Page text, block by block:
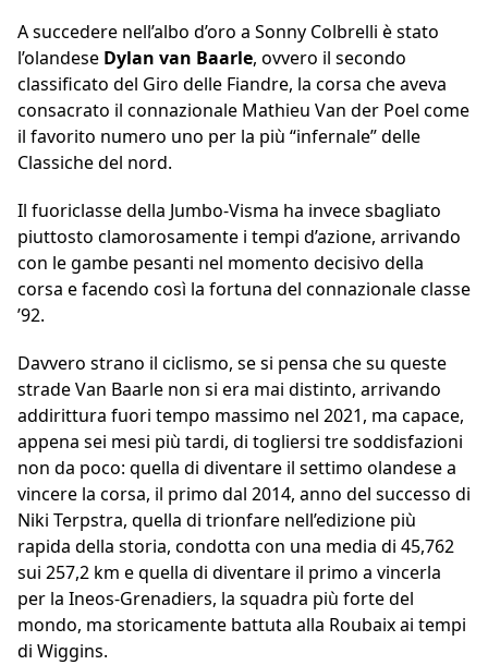
A succedere nell’albo d’oro a Sonny Colbrelli è stato
l’olandese Dylan van Baarle, ovvero il secondo
classificato del Giro delle Fiandre, la corsa che aveva
consacrato il connazionale Mathieu Van der Poel come
il favorito numero uno per la più “infernale” delle
Classiche del nord.
Il fuoriclasse della Jumbo-Visma ha invece sbagliato
piuttosto clamorosamente i tempi d’azione, arrivando
con le gambe pesanti nel momento decisivo della
corsa e facendo così la fortuna del connazionale classe
’92.
Davvero strano il ciclismo, se si pensa che su queste
strade Van Baarle non si era mai distinto, arrivando
addirittura fuori tempo massimo nel 2021, ma capace,
appena sei mesi più tardi, di togliersi tre soddisfazioni
non da poco: quella di diventare il settimo olandese a
vincere la corsa, il primo dal 2014, anno del successo di
Niki Terpstra, quella di trionfare nell’edizione più
rapida della storia, condotta con una media di 45,762
sui 257,2 km e quella di diventare il primo a vincerla
per la Ineos-Grenadiers, la squadra più forte del
mondo, ma storicamente battuta alla Roubaix ai tempi
di Wiggins.